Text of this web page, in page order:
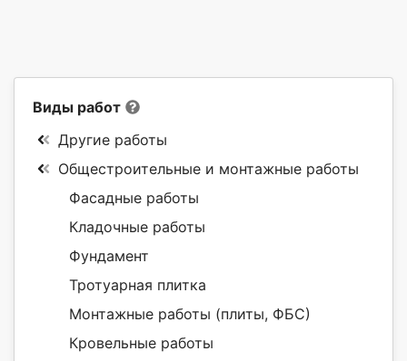
Виды работ
Другие работы
Общестроительные и монтажные работы
Фасадные работы
Кладочные работы
Фундамент
Тротуарная плитка
Монтажные работы (плиты, ФБС)
Кровельные работы